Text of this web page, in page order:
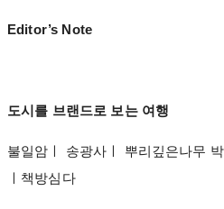
Editor’s Note
도시를 브랜드로 보는 여행
불일암ㅣ 송광사ㅣ 뿌리깊은나무
ㅣ책방심다